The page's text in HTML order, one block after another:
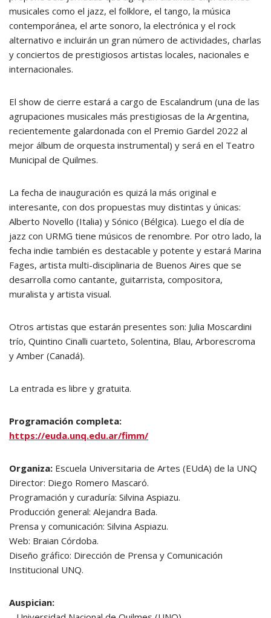
musicales como el jazz, el folklore, el tango, la música
contemporánea, el arte sonoro, la electrónica y el rock
alternativo e incluirán un gran número de actividades, charlas
y conciertos de prestigiosos artistas locales, nacionales e
internacionales.
El show de cierre estará a cargo de Escalandrum (una de las
agrupaciones musicales más prestigiosas de la Argentina,
recientemente galardonada con el Premio Gardel 2022 al
mejor álbum de orquesta instrumental) y será en el Teatro
Municipal de Quilmes.
La fecha de inauguración es quizá la más original e
interesante, con dos propuestas muy distintas y únicas:
Alberto Novello (Italia) y Sónico (Bélgica). Luego el día de
jazz con URMG tiene músicos de renombre. Por otro lado, la
fecha indie también es destacable y potente y estará Marina
Fages, artista multi-disciplinaria de Buenos Aires que se
desarrolla como cantante, guitarrista, compositora,
muralista y artista visual.
Otros artistas que estarán presentes son: Julia Moscardini
trío, Quintino Cinalli cuarteto, Solentina, Blau, Arborescroma
y Amber (Canadá).
La entrada es libre y gratuita.
Programación completa:
https://euda.unq.edu.ar/fimm/
Organiza: Escuela Universitaria de Artes (EUdA) de la UNQ
Director: Diego Romero Mascaró.
Programación y curaduría: Silvina Aspiazu.
Producción general: Alejandra Bada.
Prensa y comunicación: Silvina Aspiazu.
Web: Braian Córdoba.
Diseño gráfico: Dirección de Prensa y Comunicación
Institucional UNQ.
Auspician: